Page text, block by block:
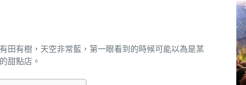
田有樹，天空非常藍，第一眼看到的時候可能以為是某
甜點店。